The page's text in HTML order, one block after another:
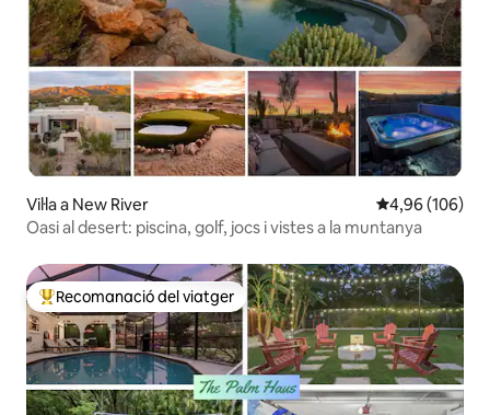
Vil·la a New River 4,96 de
4,96 (106)
Oasi al desert: piscina, golf, jocs i vistes a la muntanya
Principals recomanacions dels viatgers
Recomanació del viatger